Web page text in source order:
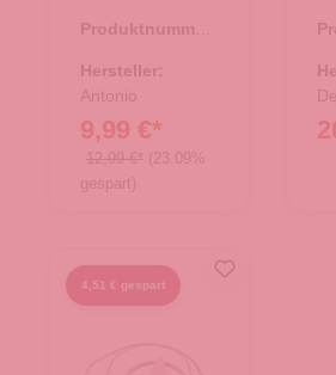
Produktnummer:
Hersteller:
Antonio
9,99 €*
12,99 €* (23.09%
gespart)
4,51 € gespart